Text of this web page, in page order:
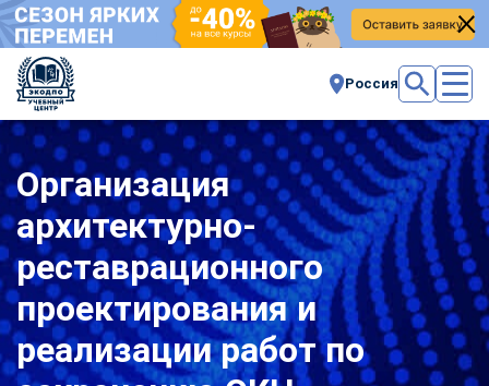
Россия
Организация
архитектурно-
реставрационного
проектирования и
реализации работ по